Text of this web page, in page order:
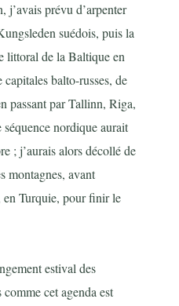
j’avais prévu d’arpenter
suédois, puis la
littoral de la Baltique en
balto-russes, de
passant par Tallinn, Riga,
nordique aurait
; j’aurais alors décollé de
montagnes, avant
en Turquie, pour finir le
estival des
cet agenda est